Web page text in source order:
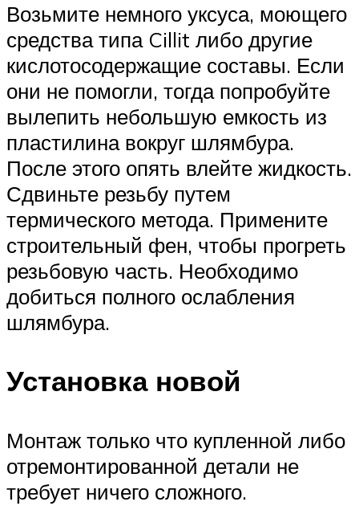
Возьмите немного уксуса, моющего
средства типа Cillit либо другие
кислотосодержащие составы. Если
они не помогли, тогда попробуйте
вылепить небольшую емкость из
пластилина вокруг шлямбура.
После этого опять влейте жидкость.
Сдвиньте резьбу путем
термического метода. Примените
строительный фен, чтобы прогреть
резьбовую часть. Необходимо
добиться полного ослабления
шлямбура.
Установка новой
Монтаж только что купленной либо
отремонтированной детали не
требует ничего сложного.